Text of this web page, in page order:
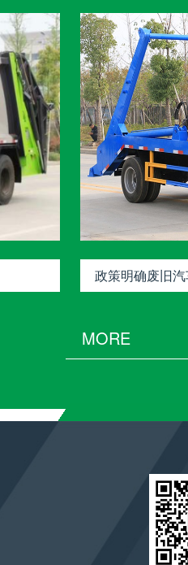
政策明确废旧
MORE